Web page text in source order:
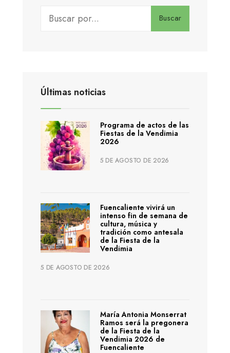
Buscar
Últimas noticias
Programa de actos de las
Fiestas de la Vendimia
2026
5 DE AGOSTO DE 2026
Fuencaliente vivirá un
intenso fin de semana de
cultura, música y
tradición como antesala
de la Fiesta de la
Vendimia
5 DE AGOSTO DE 2026
María Antonia Monserrat
Ramos será la pregonera
de la Fiesta de la
Vendimia 2026 de
Fuencaliente